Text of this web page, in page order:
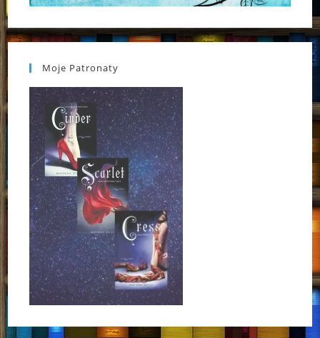
Moje Patronaty